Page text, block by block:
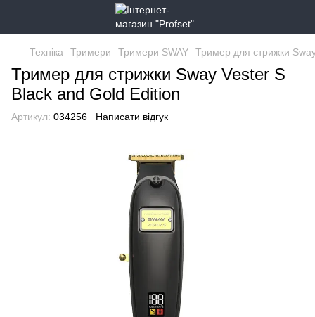
Техніка Тримери Тримери SWAY Тример для стрижки
Тример для стрижки Sway Vester S
Black and Gold Edition
Артикул: 034256 Написати відгук